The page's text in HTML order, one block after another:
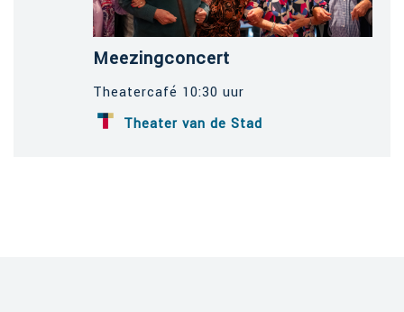
Meezingconcert
Theatercafé 10:30 uur
Theater van de Stad